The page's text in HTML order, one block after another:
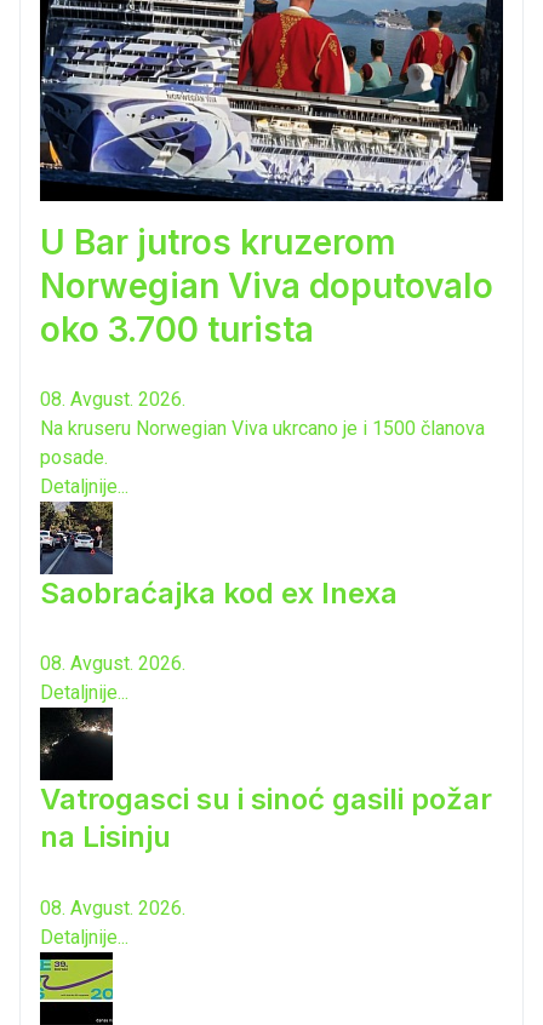
U Bar jutros kruzerom
Norwegian Viva doputovalo
oko 3.700 turista
08. Avgust. 2026.
Na kruseru Norwegian Viva ukrcano je i 1500 članova
posade.
Detaljnije...
Saobraćajka kod ex Inexa
08. Avgust. 2026.
Detaljnije...
Vatrogasci su i sinoć gasili požar
na Lisinju
08. Avgust. 2026.
Detaljnije...